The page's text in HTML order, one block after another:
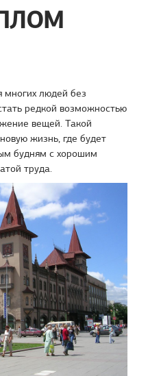
многих людей без
редкой возможностью
вещей. Такой
жизнь, где будет
будням с хорошим
труда.